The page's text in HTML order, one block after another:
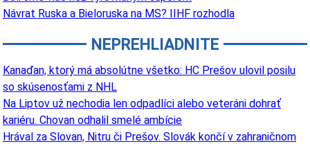
Návrat Ruska a Bieloruska na MS? IIHF rozhodla
NEPREHLIADNITE
Kanaďan, ktorý má absolútne všetko: HC Prešov ulovil posilu
so skúsenosťami z NHL
Na Liptov už nechodia len odpadlíci alebo veteráni dohrať
kariéru. Chovan odhalil smelé ambície
Hrával za Slovan, Nitru či Prešov. Slovák končí v zahraničnom